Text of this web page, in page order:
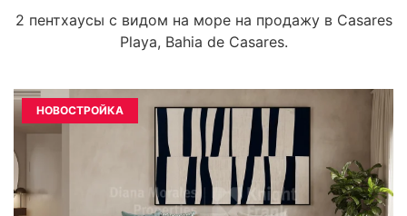
2 пентхаусы с видом на море на продажу в Casares
Playa, Bahia de Casares.
НОВОСТРОЙКА